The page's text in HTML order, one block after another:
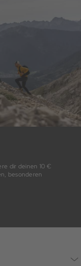
dir deinen 10 €
besonderen